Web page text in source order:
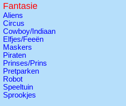
Fantasie
Aliens
Circus
Cowboy/Indiaan
Elfjes/Feeën
Maskers
Piraten
Prinses/Prins
Pretparken
Robot
Speeltuin
Sprookjes